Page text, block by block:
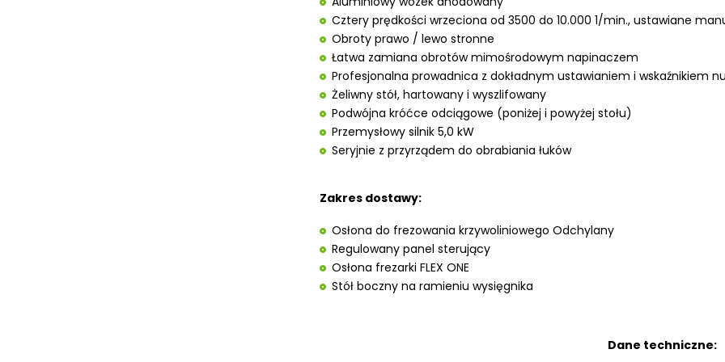
Cztery prędkości wrzeciona od 3500 do 10.000 1/min., ustawiane
Obroty prawo / lewo stronne
Łatwa zamiana obrotów mimośrodowym napinaczem
Profesjonalna prowadnica z dokładnym ustawianiem i wskaźnikiem
Żeliwny stół, hartowany i wyszlifowany
Podwójna króćce odciągowe (poniżej i powyżej stołu)
Przemysłowy silnik 5,0 kW
Seryjnie z przyrządem do obrabiania łuków
Zakres dostawy:
Osłona do frezowania krzywoliniowego Odchylany
Regulowany panel sterujący
Osłona frezarki FLEX ONE
Stół boczny na ramieniu wysięgnika
Dane techniczne: